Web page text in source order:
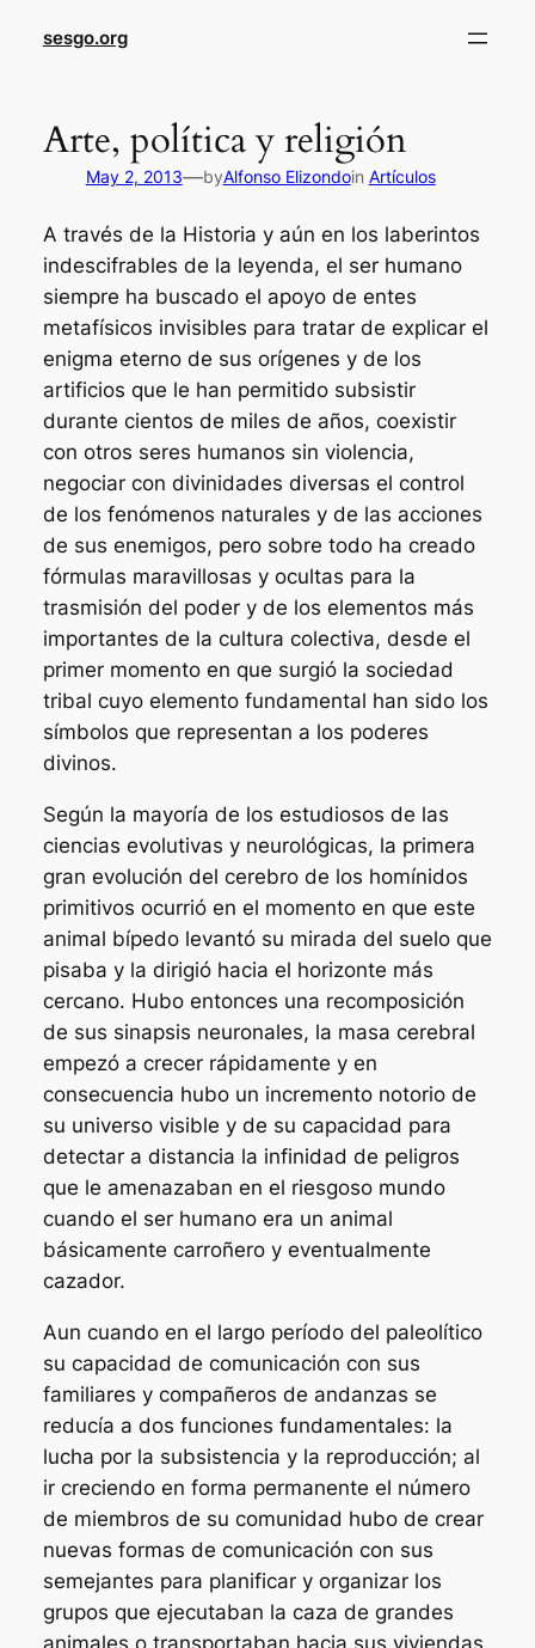
sesgo.org
Arte, política y religión
May 2, 2013—byAlfonso Elizondoin Artículos
A través de la Historia y aún en los laberintos
indescifrables de la leyenda, el ser humano
siempre ha buscado el apoyo de entes
metafísicos invisibles para tratar de explicar el
enigma eterno de sus orígenes y de los
artificios que le han permitido subsistir
durante cientos de miles de años, coexistir
con otros seres humanos sin violencia,
negociar con divinidades diversas el control
de los fenómenos naturales y de las acciones
de sus enemigos, pero sobre todo ha creado
fórmulas maravillosas y ocultas para la
trasmisión del poder y de los elementos más
importantes de la cultura colectiva, desde el
primer momento en que surgió la sociedad
tribal cuyo elemento fundamental han sido los
símbolos que representan a los poderes
divinos.
Según la mayoría de los estudiosos de las
ciencias evolutivas y neurológicas, la primera
gran evolución del cerebro de los homínidos
primitivos ocurrió en el momento en que este
animal bípedo levantó su mirada del suelo que
pisaba y la dirigió hacia el horizonte más
cercano. Hubo entonces una recomposición
de sus sinapsis neuronales, la masa cerebral
empezó a crecer rápidamente y en
consecuencia hubo un incremento notorio de
su universo visible y de su capacidad para
detectar a distancia la infinidad de peligros
que le amenazaban en el riesgoso mundo
cuando el ser humano era un animal
básicamente carroñero y eventualmente
cazador.
Aun cuando en el largo período del paleolítico
su capacidad de comunicación con sus
familiares y compañeros de andanzas se
reducía a dos funciones fundamentales: la
lucha por la subsistencia y la reproducción; al
ir creciendo en forma permanente el número
de miembros de su comunidad hubo de crear
nuevas formas de comunicación con sus
semejantes para planificar y organizar los
grupos que ejecutaban la caza de grandes
animales o transportaban hacia sus viviendas